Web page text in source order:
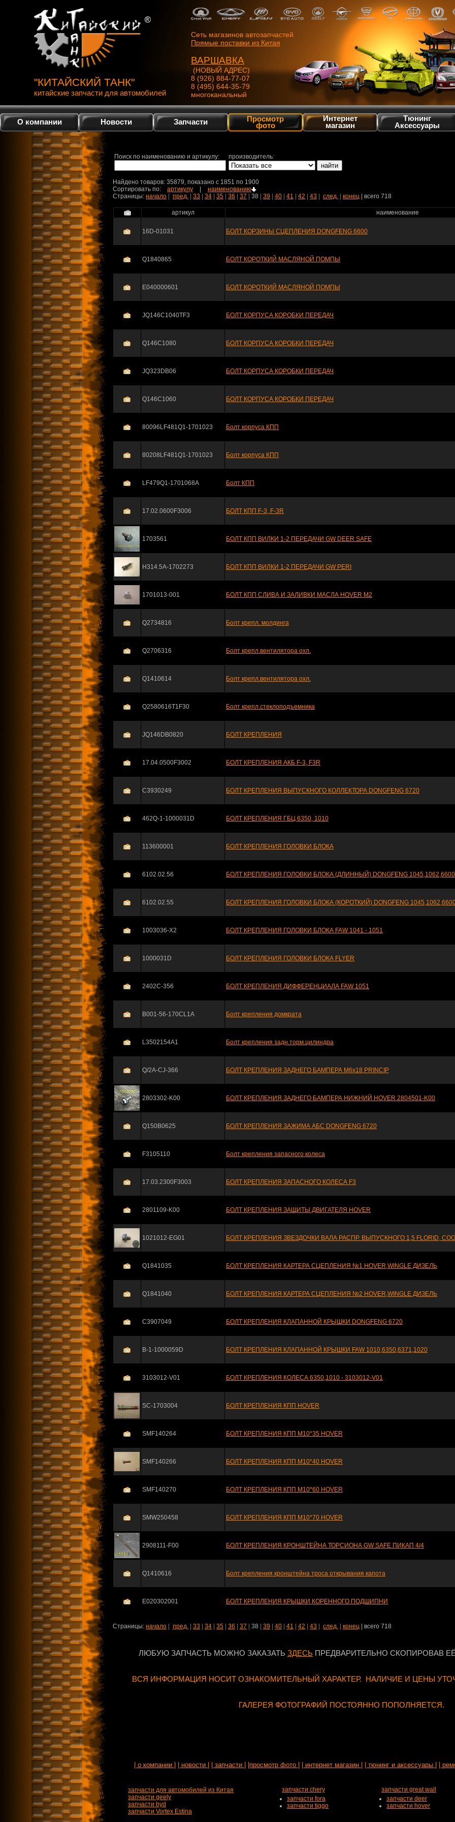
"КИТАЙСКИЙ ТАНК"
китайские запчасти для автомобилей
Сеть магазинов автозапчастей
Прямые поставки из Китая
ВАРШАВКА
(НОВЫЙ АДРЕС)
8 (926) 884-77-07
8 (495) 644-35-79
многоканальный
О компании Новости Запчасти Просмотр
фото
Интернет
магазин
Тюнинг
Аксессуары
Поиск по наименованию и артикулу: производитель:
Найдено товаров: 35879, показано c 1851 по 1900
Сортировать по: артикулу
наименованию
Страницы: начало пред. 33 34 35 36 37 38 39 40 41 42 43 след. конец | всего 718
артикул наименование
16D-01031 БОЛТ КОРЗИНЫ СЦЕПЛЕНИЯ DONGFENG 6600
Q1840865 БОЛТ КОРОТКИЙ МАСЛЯНОЙ ПОМПЫ
E040000601 БОЛТ КОРОТКИЙ МАСЛЯНОЙ ПОМПЫ
JQ146C1040TF3 БОЛТ КОРПУСА КОРОБКИ ПЕРЕДАЧ
Q146C1080 БОЛТ КОРПУСА КОРОБКИ ПЕРЕДАЧ
JQ323DB06 БОЛТ КОРПУСА КОРОБКИ ПЕРЕДАЧ
Q146C1060 БОЛТ КОРПУСА КОРОБКИ ПЕРЕДАЧ
80096LF481Q1-1701023 Болт корпуса КПП
80208LF481Q1-1701023 Болт корпуса КПП
LF479Q1-1701068A Болт КПП
17.02.0600F3006 БОЛТ КПП F-3, F-3R
1703561 БОЛТ КПП ВИЛКИ 1-2 ПЕРЕДАЧИ GW DEER SAFE
H314.5A-1702273 БОЛТ КПП ВИЛКИ 1-2 ПЕРЕДАЧИ GW PERI
1701013-001 БОЛТ КПП СЛИВА И ЗАЛИВКИ МАСЛА HOVER M2
Q2734816 Болт крепл. молдинга
Q2706316 Болт крепл.вентилятора охл.
Q1410614 Болт крепл.вентилятора охл.
Q2580616T1F30 Болт крепл.стеклоподъемника
JQ146DB0820 БОЛТ КРЕПЛЕНИЯ
17.04.0500F3002 БОЛТ КРЕПЛЕНИЯ АКБ F-3, F3R
C3930249 БОЛТ КРЕПЛЕНИЯ ВЫПУСКНОГО КОЛЛЕКТОРА DONGFENG 6720
462Q-1-1000031D БОЛТ КРЕПЛЕНИЯ ГБЦ 6350, 1010
113600001 БОЛТ КРЕПЛЕНИЯ ГОЛОВКИ БЛОКА
6102.02.56 БОЛТ КРЕПЛЕНИЯ ГОЛОВКИ БЛОКА (ДЛИННЫЙ) DONGFENG 1045,1062,6600
6102.02.55 БОЛТ КРЕПЛЕНИЯ ГОЛОВКИ БЛОКА (КОРОТКИЙ) DONGFENG
1003036-X2 БОЛТ КРЕПЛЕНИЯ ГОЛОВКИ БЛОКА FAW 1041 - 1051
1000031D БОЛТ КРЕПЛЕНИЯ ГОЛОВКИ БЛОКА FLYER
2402C-356 БОЛТ КРЕПЛЕНИЯ ДИФФЕРЕНЦИАЛА FAW 1051
B001-56-170CL1A Болт крепления домкрата
L3502154A1 Болт крепления задн.торм.цилиндра
Q/2A-CJ-366 БОЛТ КРЕПЛЕНИЯ ЗАДНЕГО БАМПЕРА M6х18 PRINCIP
2803302-K00 БОЛТ КРЕПЛЕНИЯ ЗАДНЕГО БАМПЕРА НИЖНИЙ HOVER 2804501-K00
Q150B0625 БОЛТ КРЕПЛЕНИЯ ЗАЖИМА АБС DONGFENG 6720
F3105110 Болт крепления запасного колеса
17.03.2300F3003 БОЛТ КРЕПЛЕНИЯ ЗАПАСНОГО КОЛЕСА F3
2801109-K00 БОЛТ КРЕПЛЕНИЯ ЗАЩИТЫ ДВИГАТЕЛЯ HOVER
1021012-EG01 БОЛТ КРЕПЛЕНИЯ ЗВЕЗДОЧКИ ВАЛА РАСПР. ВЫПУСКНОГО 1,5 FLORID,
Q1841035 БОЛТ КРЕПЛЕНИЯ КАРТЕРА СЦЕПЛЕНИЯ №1 HOVER,WINGLE ДИЗЕЛЬ
Q1841040 БОЛТ КРЕПЛЕНИЯ КАРТЕРА СЦЕПЛЕНИЯ №2 HOVER,WINGLE ДИЗЕЛЬ
C3907049 БОЛТ КРЕПЛЕНИЯ КЛАПАННОЙ КРЫШКИ DONGFENG 6720
B-1-1000059D БОЛТ КРЕПЛЕНИЯ КЛАПАННОЙ КРЫШКИ FAW 1010,6350,6371,1020
3103012-V01 БОЛТ КРЕПЛЕНИЯ КОЛЕСА 6350,1010 - 3103012-V01
SC-1703004 БОЛТ КРЕПЛЕНИЯ КПП HOVER
SMF140264 БОЛТ КРЕПЛЕНИЯ КПП М10*35 HOVER
SMF140266 БОЛТ КРЕПЛЕНИЯ КПП М10*40 HOVER
SMF140270 БОЛТ КРЕПЛЕНИЯ КПП М10*60 HOVER
SMW250458 БОЛТ КРЕПЛЕНИЯ КПП М10*70 HOVER
2908111-F00 БОЛТ КРЕПЛЕНИЯ КРОНШТЕЙНА ТОРСИОНА GW SAFE ПИКАП 4/4
Q1410616 Болт крепления кронштейна троса открывания капота
E020302001 БОЛТ КРЕПЛЕНИЯ КРЫШКИ КОРЕННОГО ПОДШИПНИ
Страницы: начало пред. 33 34 35 36 37 38 39 40 41 42 43 след. конец | всего 718
ЛЮБУЮ ЗАПЧАСТЬ МОЖНО ЗАКАЗАТЬ ЗДЕСЬ ПРЕДВАРИТЕЛЬНО СКОПИРОВАВ
ВСЯ ИНФОРМАЦИЯ НОСИТ ОЗНАКОМИТЕЛЬНЫЙ ХАРАКТЕР. НАЛИЧИЕ И ЦЕНЫ
ГАЛЕРЕЯ ФОТОГРАФИЙ ПОСТОЯННО ПОПОЛНЯЕТСЯ.
| о компании | | новости | | запчасти | |просмотр фото | | интернет магазин | | тюнинг и аксессуары | |
запчасти для автомобилей из Китая
запчасти geely
запчасти byd
запчасти Vortex Estina
запчасти chery
запчасти fora
запчасти tiggo
запчасти great wall
запчасти deer
запчасти hover